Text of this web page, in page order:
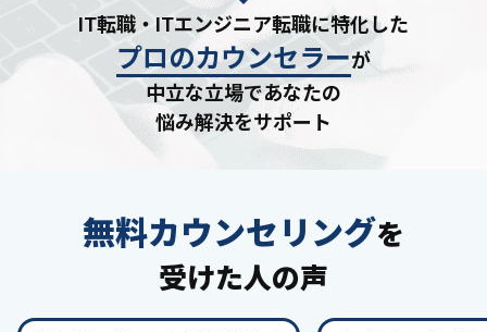
IT転職・ITエンジニア転職に特化した
プロのカウンセラーが
中立な立場であなたの
悩み解決をサポート
無料カウンセリングを
受けた人の声